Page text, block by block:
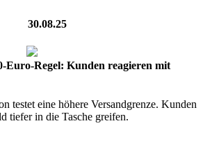
30.08.25
Euro-Regel: Kunden reagieren mit
testet eine höhere Versandgrenze. Kunden
tiefer in die Tasche greifen.